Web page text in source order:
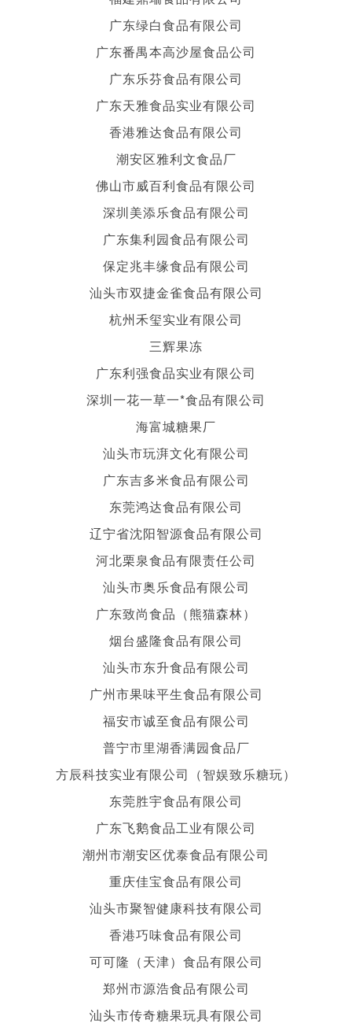
广东绿白食品有限公司
广东番禺本高沙屋食品公司
广东乐芬食品有限公司
广东天雅食品实业有限公司
香港雅达食品有限公司
潮安区雅利文食品厂
佛山市威百利食品有限公司
深圳美添乐食品有限公司
广东集利园食品有限公司
保定兆丰缘食品有限公司
汕头市双捷金雀食品有限公司
杭州禾玺实业有限公司
三辉果冻
广东利强食品实业有限公司
深圳一花一草一*食品有限公司
海富城糖果厂
汕头市玩湃文化有限公司
广东吉多米食品有限公司
东莞鸿达食品有限公司
辽宁省沈阳智源食品有限公司
河北栗泉食品有限责任公司
汕头市奥乐食品有限公司
广东致尚食品（熊猫森林）
烟台盛隆食品有限公司
汕头市东升食品有限公司
广州市果味平生食品有限公司
福安市诚至食品有限公司
普宁市里湖香满园食品厂
方辰科技实业有限公司（智娱致乐糖玩）
东莞胜宇食品有限公司
广东飞鹅食品工业有限公司
潮州市潮安区优泰食品有限公司
重庆佳宝食品有限公司
汕头市聚智健康科技有限公司
香港巧味食品有限公司
可可隆（天津）食品有限公司
郑州市源浩食品有限公司
汕头市传奇糖果玩具有限公司